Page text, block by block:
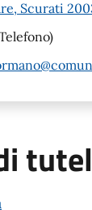
Scurati